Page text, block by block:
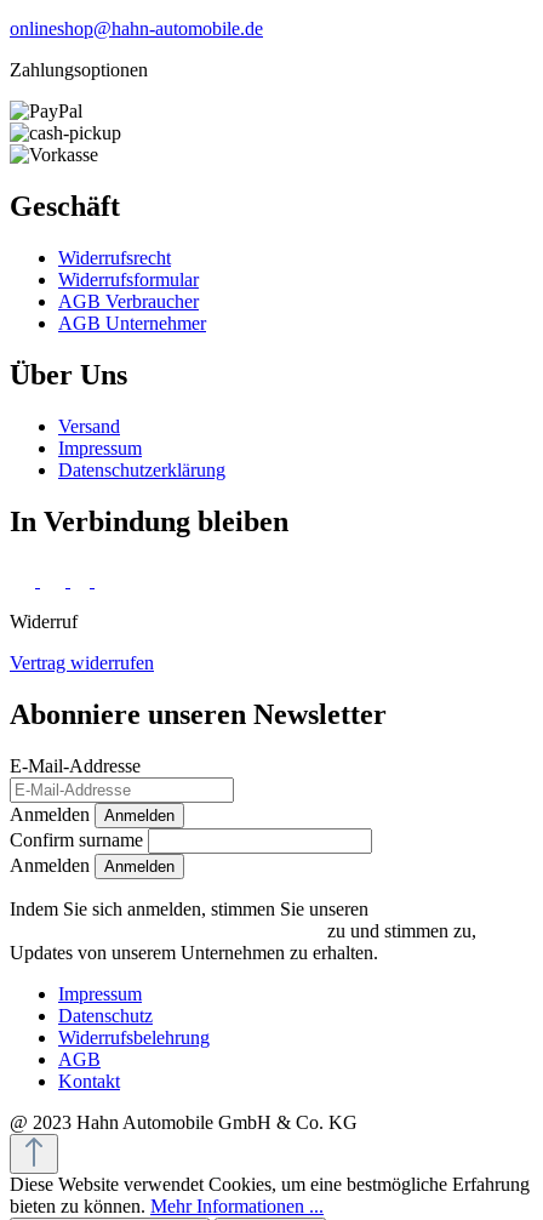
onlineshop@hahn-automobile.de
Zahlungsoptionen
Geschäft
Widerrufs­recht
Widerrufs­formular
AGB Verbraucher
AGB Unternehmer
Über Uns
Versand
Impressum
Daten­schutz­erklärung
In Verbindung bleiben
Widerruf
Vertrag widerrufen
Abonniere unseren Newsletter
E-Mail-Addresse
Anmelden Anmelden
Confirm surname
Anmelden
Indem Sie sich anmelden, stimmen Sie unseren
zu und stimmen zu,
Updates von unserem Unternehmen zu erhalten.
Impressum
Datenschutz
Widerrufsbelehrung
AGB
Kontakt
@ 2023 Hahn Automobile GmbH & Co. KG
Diese Website verwendet Cookies, um eine bestmögliche Erfahrung
bieten zu können. Mehr Informationen ...